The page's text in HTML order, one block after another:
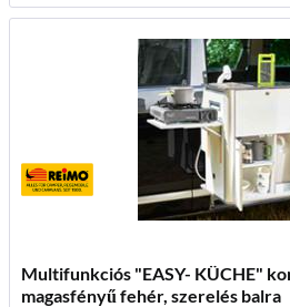
Multifunkciós "EASY- KÜCHE"
magasfényű fehér, szerelés balra